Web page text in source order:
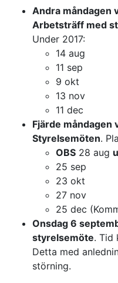
Andra måndagen
Arbetsträff med
Under 2017:
14 aug
11 sep
9 okt
13 nov
11 dec
Fjärde måndagen
Styrelsemöten.
OBS 28 aug
25 sep
23 okt
27 nov
25 dec
Onsdag 6
styrelsemöte. Tid
Detta med
störning.